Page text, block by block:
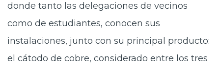
donde tanto las delegaciones de vecinos
como de estudiantes, conocen sus
instalaciones, junto con su principal producto:
el cátodo de cobre, considerado entre los tres